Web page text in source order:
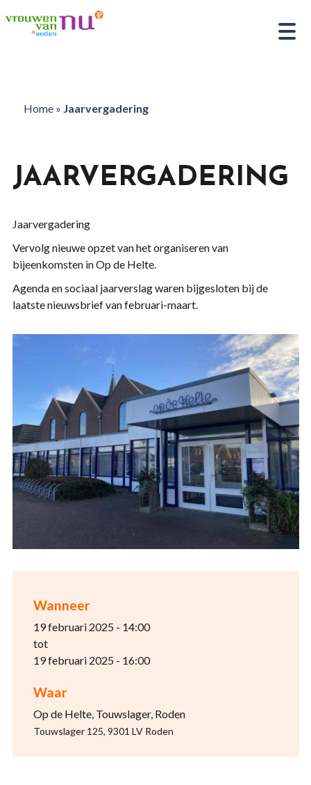
Home» Jaarvergadering
Wanneer
19 februari 2025 - 14:00
tot
19 februari 2025 - 16:00
Waar
Op de Helte, Touwslager, Roden
Touwslager 125, 9301 LV Roden
JAARVERGADERING
Jaarvergadering
Vervolg nieuwe opzet van het organiseren van
bijeenkomsten in Op de Helte.
Agenda en sociaal jaarverslag waren bijgesloten bij de
laatste nieuwsbrief van februari-maart.